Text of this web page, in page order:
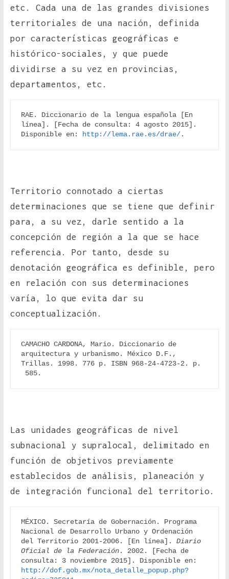
etc. Cada una de las grandes divisiones
territoriales de una nación, definida
por características geográficas e
histórico-sociales, y que puede
dividirse a su vez en provincias,
departamentos, etc.
RAE. Diccionario de la lengua española [En
línea]. [Fecha de consulta: 4 agosto 2015].
Disponible en:
http://lema.rae.es/drae/.
Territorio connotado a ciertas
determinaciones que se tiene que definir
para, a su vez, darle sentido a la
concepción de región a la que se hace
referencia. Por tanto, desde su
denotación geográfica es definible, pero
en relación con sus determinaciones
varía, lo que evita dar su
conceptualización.
CAMACHO CARDONA, Mario. Diccionario de
arquitectura y urbanismo. México D.F.,
Trillas. 1998. 776 p. ISBN 968-24-4723-2. p.
585.
Las unidades geográficas de nivel
subnacional y supralocal, delimitado en
función de objetivos previamente
establecidos de análisis, planeación y
de integración funcional del territorio.
MÉXICO. Secretaría de Gobernación. Programa
Nacional de Desarrollo Urbano y Ordenación
del Territorio 2001-2006. [En línea]. Diario
Oficial de la Federación. 2002. [Fecha de
http://dof.gob.mx/nota_detalle_popup.php?